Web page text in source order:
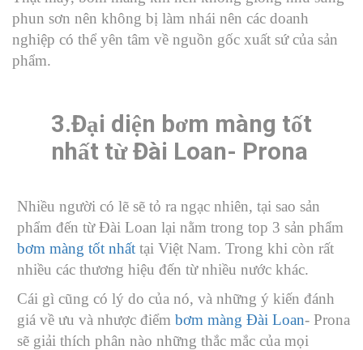
phun sơn nên không bị làm nhái nên các doanh
nghiệp có thể yên tâm về nguồn gốc xuất sứ của sản
phẩm.
3.Đại diện bơm màng tốt
nhất từĐài Loan- Prona
Nhiều người có lẽ sẽ tỏ ra ngạc nhiên, tại sao sản
phẩm đến từ Đài Loan lại nằm trong top 3 sản phẩm
bơm màng tốt nhất tại Việt Nam. Trong khi còn rất
nhiều các thương hiệu đến từ nhiều nước khác.
Cái gì cũng có lý do của nó, và những ý kiến đánh
giá về ưu và nhược điểm bơm màng Đài Loan- Prona
sẽ giải thích phân nào những thắc mắc của mọi